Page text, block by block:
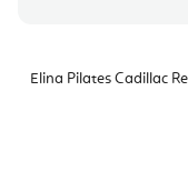
Elina Pilates Cadillac